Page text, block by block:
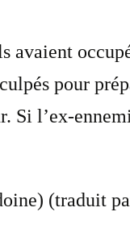
avaient
pour
Si l’ex-
(traduit